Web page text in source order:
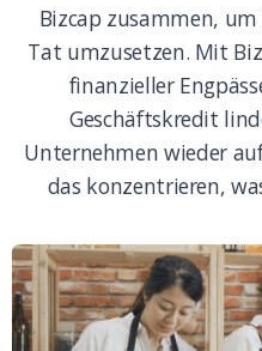
Bizcap zusammen,
Tat umzusetzen. Mit
finanzieller
Geschäftskredit
Unternehmen wieder
das konzentrieren,